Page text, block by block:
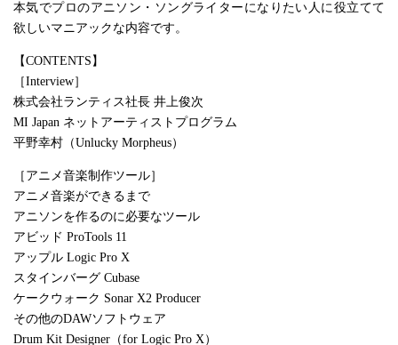
本気でプロのアニソン・ソングライターになりたい人に役立てて
欲しいマニアックな内容です。
【CONTENTS】
［Interview］
株式会社ランティス社長 井上俊次
MI Japan ネットアーティストプログラム
平野幸村（Unlucky Morpheus）
［アニメ音楽制作ツール］
アニメ音楽ができるまで
アニソンを作るのに必要なツール
アビッド ProTools 11
アップル Logic Pro X
スタインバーグ Cubase
ケークウォーク Sonar X2 Producer
その他のDAWソフトウェア
Drum Kit Designer（for Logic Pro X）